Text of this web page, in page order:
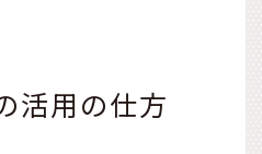
活用の仕方